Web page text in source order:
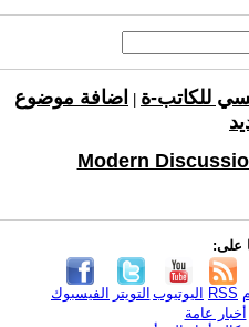
للكاتب-ة
اضافة موضوع
Modern
على:
الفيسبوك التويتر اليوتيوب RSS
أخبار عامة